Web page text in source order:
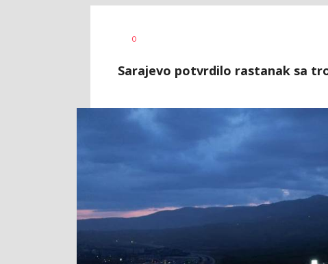
AUTOR
0
Sarajevo potvrdilo rastanak sa